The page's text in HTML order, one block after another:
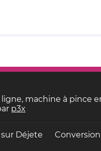
machine à pince
p3x
Déjete